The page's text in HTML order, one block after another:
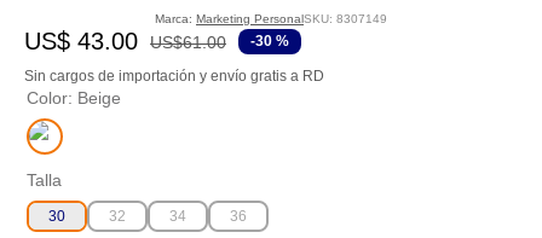
Marca: Marketing PersonalSKU: 8307149
US$ 43.00 US$61.00 -30 %
Sin cargos de importación y envío gratis a RD
Color: Beige
Talla
30 32 34 36